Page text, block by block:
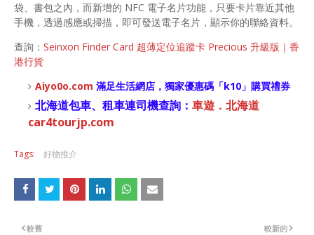
袋、書包之內，而新增的 NFC 電子名片功能，只要卡片靠近其他
手機，透過感應或掃描，即可發送電子名片，顯示你的聯絡資料。
查詢： Seinxon Finder Card 超薄定位追蹤卡 Precious 升級版｜香
港行貨
Aiyo0o.com 滿足生活網店， 獨家優惠碼「k10 」購買禮券
北海道包車、租車連司機查詢： 車遊．北海道
car4tourjp.com
Tags: 好物推介
較新的
較舊